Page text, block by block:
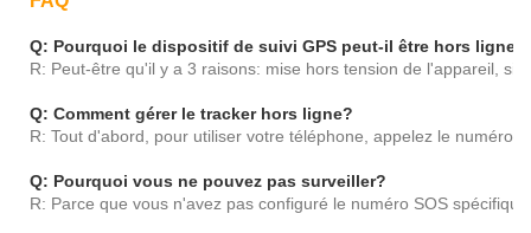
Q: Pourquoi le dispositif de suivi GPS peut-il être hors ligne?
R: Peut-être qu'il y a 3 raisons: mise hors tension de l'appareil,
Q: Comment gérer le tracker hors ligne?
R: Tout d'abord, pour utiliser votre téléphone, appelez le numéro
Q: Pourquoi vous ne pouvez pas surveiller?
R: Parce que vous n'avez pas configuré le numéro SOS